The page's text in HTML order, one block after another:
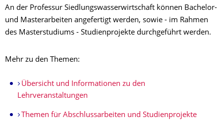
An der Professur Siedlungswasserwirtschaft können Bachelor-
und Masterarbeiten angefertigt werden, sowie - im Rahmen
des Masterstudiums - Studienprojekte durchgeführt werden.
Mehr zu den Themen:
Übersicht und Informationen zu den
Lehrveranstaltungen
Themen für Abschlussarbeiten und Studienprojekte